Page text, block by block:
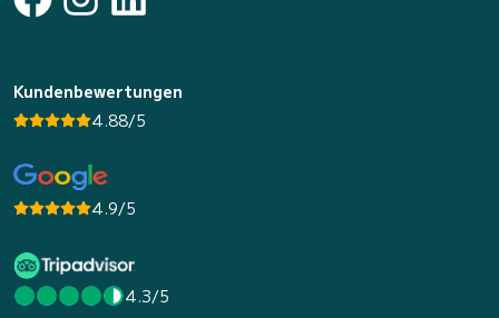
Kundenbewertungen
4.88/5
4.9/5
4.3/5